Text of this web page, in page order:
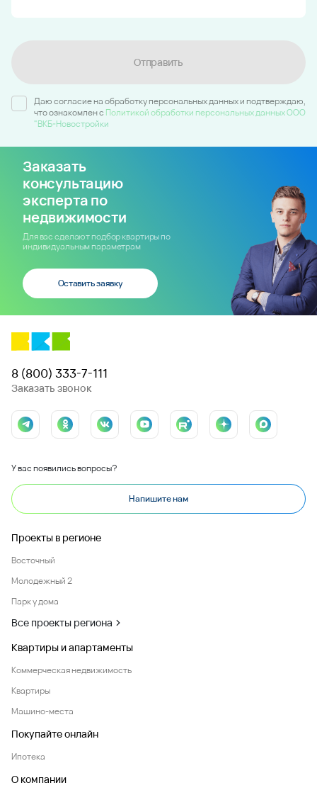
Отправить
Даю согласие на обработку персональных данных и подтверждаю,
что ознакомлен c Политикой обработки персональных данных ООО
"ВКБ-Новостройки
Заказать
консультацию
эксперта по
недвижимости
Для вас сделают подбор квартиры по
индивидуальным параметрам
Оставить заявку
8 (800) 333-7-111
Заказать звонок
У вас появились вопросы?
Напишите нам
Проекты в регионе
Восточный
Молодежный 2
Парк у дома
Все проекты региона
Квартиры и апартаменты
Коммерческая недвижимость
Квартиры
Машино-места
Покупайте онлайн
Ипотека
О компании